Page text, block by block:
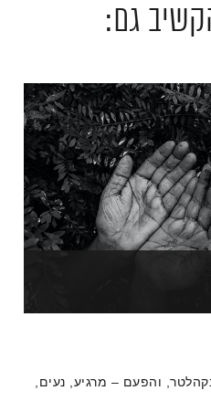
גם:
והפעם – מרגיע, נעים,